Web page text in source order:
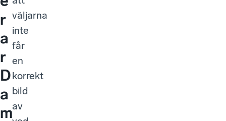
r
a
r
D
a
m
väljarna
inte
får
en
korrekt
bild
av